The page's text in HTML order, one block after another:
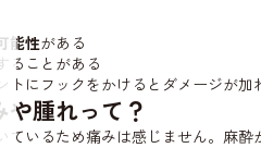
能性がある
ることがある
にフックをかけるとダメージが加
腫れって？
いるため痛みは感じません。麻